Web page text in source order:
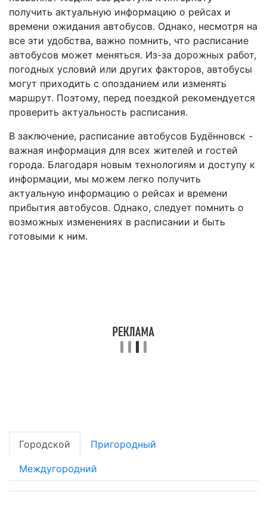
получить актуальную информацию о рейсах и
времени ожидания автобусов. Однако, несмотря на
все эти удобства, важно помнить, что расписание
автобусов может меняться. Из-за дорожных работ,
погодных условий или других факторов, автобусы
могут приходить с опозданием или изменять
маршрут. Поэтому, перед поездкой рекомендуется
проверить актуальность расписания.
В заключение, расписание автобусов Будённовск -
важная информация для всех жителей и гостей
города. Благодаря новым технологиям и доступу к
информации, мы можем легко получить
актуальную информацию о рейсах и времени
прибытия автобусов. Однако, следует помнить о
возможных изменениях в расписании и быть
готовыми к ним.
Городской Пригородный
Междугородний